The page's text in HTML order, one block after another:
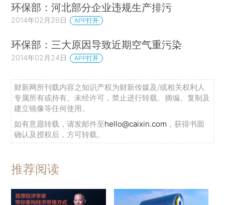
环保部：河北部分企业违规生产排污
2014年02月26日 APP打开
环保部：三大原因导致近期空气重污染
2014年02月24日 APP打开
财新网所刊载内容之知识产权为财新传媒及/或相关权利人
专属所有或持有。未经许可，禁止进行转载、摘编、复制及
建立镜像等任何使用。
如有意愿转载，请发邮件至hello@caixin.com ，获得书面
确认及授权后，方可转载。
推荐阅读